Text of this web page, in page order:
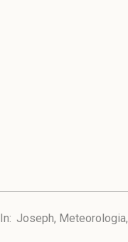
In: Joseph, Meteorologia,